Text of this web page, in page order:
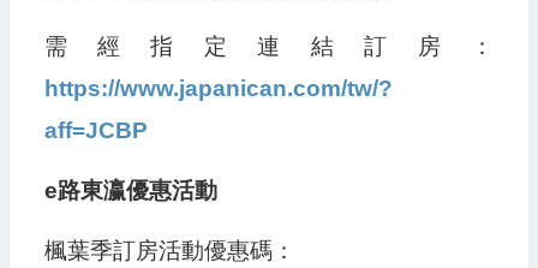
需經指定連結訂房：
https://www.japanican.com/tw/?
aff=JCBP
e路東瀛優惠活動
楓葉季訂房活動優惠碼：